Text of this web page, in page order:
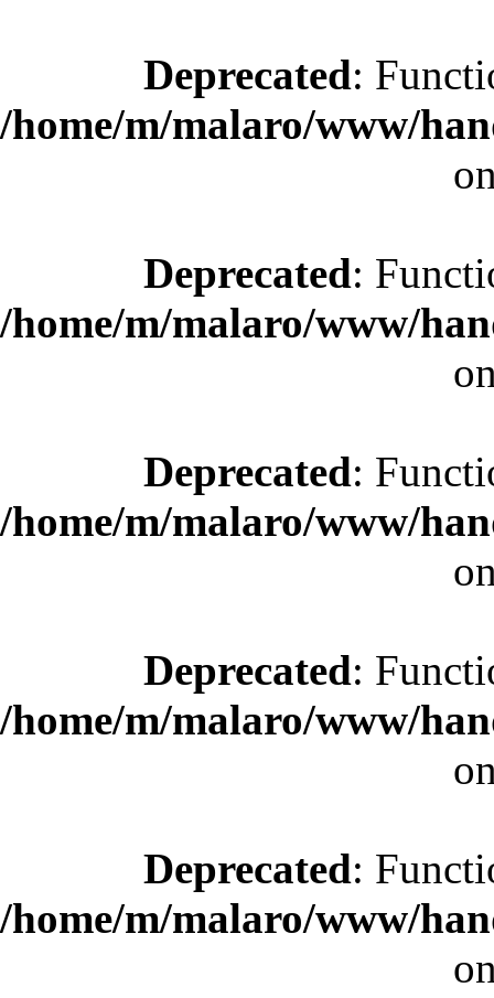
Deprecated:
/home/m/malaro/www/
Deprecated:
/home/m/malaro/www/
Deprecated:
/home/m/malaro/www/
Deprecated:
/home/m/malaro/www/
Deprecated:
/home/m/malaro/www/